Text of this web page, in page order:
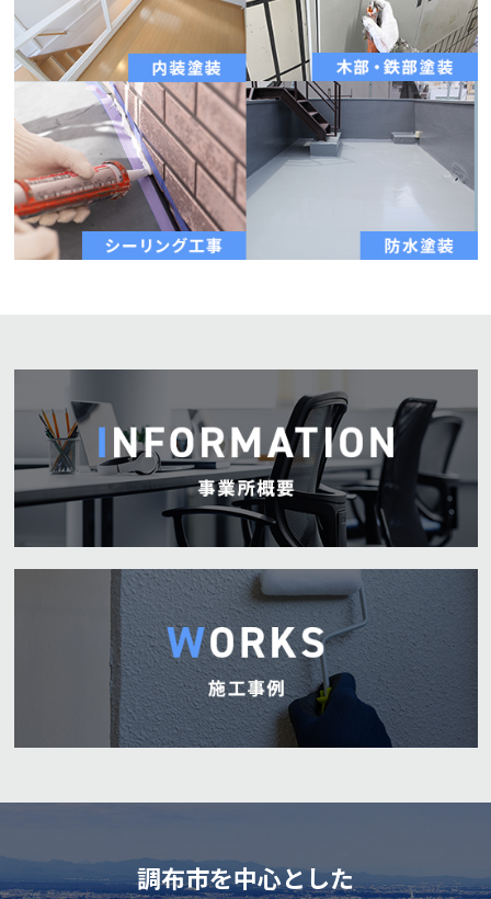
調布市を中心とした